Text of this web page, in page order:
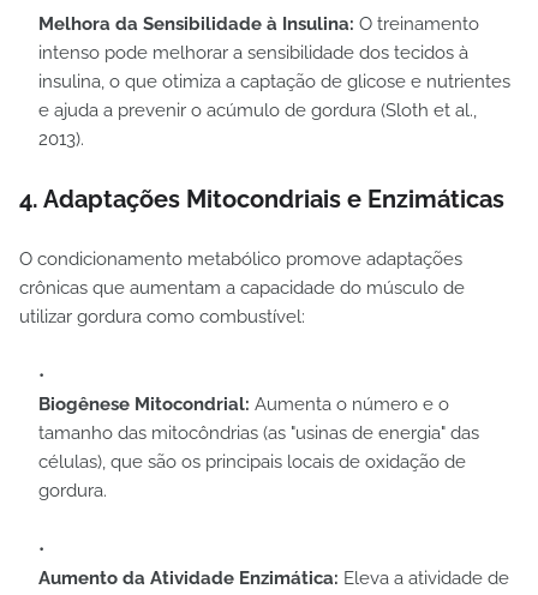
Melhora da Sensibilidade à Insulina: O treinamento
intenso pode melhorar a sensibilidade dos tecidos à
insulina, o que otimiza a captação de glicose e nutrientes
e ajuda a prevenir o acúmulo de gordura (Sloth et al.,
2013).
4. Adaptações Mitocondriais e Enzimáticas
O condicionamento metabólico promove adaptações
crônicas que aumentam a capacidade do músculo de
utilizar gordura como combustível:
Biogênese Mitocondrial: Aumenta o número e o
tamanho das mitocôndrias (as "usinas de energia" das
células), que são os principais locais de oxidação de
gordura.
Aumento da Atividade Enzimática: Eleva a atividade de